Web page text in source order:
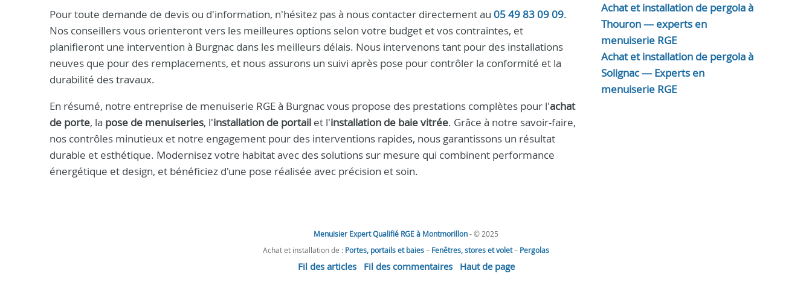
Pour toute demande de devis ou d'information, n'hésitez pas à nous contacter directement au 05 49 83 09 09.
Nos conseillers vous orienteront vers les meilleures options selon votre budget et vos contraintes, et
planifieront une intervention à Burgnac dans les meilleurs délais. Nous intervenons tant pour des installations
neuves que pour des remplacements, et nous assurons un suivi après pose pour contrôler la conformité et la
durabilité des travaux.
En résumé, notre entreprise de menuiserie RGE à Burgnac vous propose des prestations complètes pour l'achat
de porte, la pose de menuiseries, l'installation de portail et l'installation de baie vitrée. Grâce à notre savoir-faire,
nos contrôles minutieux et notre engagement pour des interventions rapides, nous garantissons un résultat
durable et esthétique. Modernisez votre habitat avec des solutions sur mesure qui combinent performance
énergétique et design, et bénéficiez d'une pose réalisée avec précision et soin.
Achat et installation de pergola à
Thouron — experts en
menuiserie RGE
Achat et installation de pergola à
Solignac — Experts en
menuiserie RGE
Menuisier Expert Qualifié RGE à Montmorillon- © 2025
Achat et installation de : Portes, portails et baies– Fenêtres, stores et volet– Pergolas
Fil des articles Fil des commentaires Haut de page